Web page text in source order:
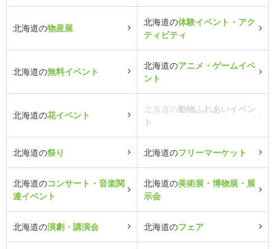
北海道の物産展
北海道の体験イベント・アク
ティビティ
北海道の無料イベント
北海道のアニメ・ゲームイベ
ント
北海道の花イベント
北海道の動物ふれあいイベン
ト
北海道の祭り 北海道のフリーマーケット
北海道のコンサート・音楽関
連イベント
北海道の美術展・博物展・展
示会
北海道の演劇・講演会 北海道のフェア